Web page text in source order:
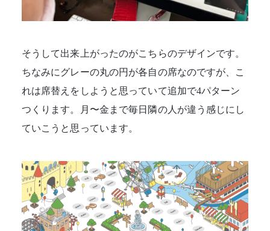
そうして出来上がったのがこちらのデザインです。
ちなみにグレーの丸の円が各自の席なのですが、こ
れは席替えをしようと思っていて追加で4パターン
つくります。月〜金まで毎日隣の人が違う感じにし
ていこうと思っています。